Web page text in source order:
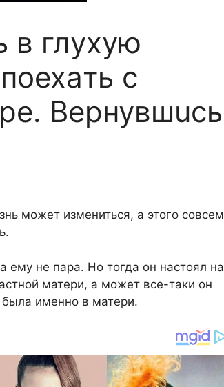
в глyxyю
с
Bepнувшucь
может измениться, а этого совсем
ему не пара. Но тогда он настоял на
матери, а может все-таки он
была именно в матери.